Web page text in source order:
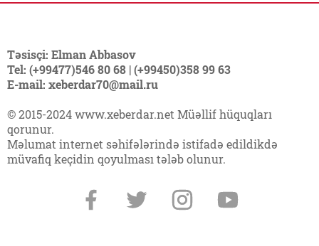
Təsisçi: Elman Abbasov
Tel: (+99477)546 80 68 | (+99450)358 99 63
E-mail: xeberdar70@mail.ru
© 2015-2024 www.xeberdar.net Müəllif hüquqları
qorunur.
Məlumat internet səhifələrində istifadə edildikdə
müvafiq keçidin qoyulması tələb olunur.